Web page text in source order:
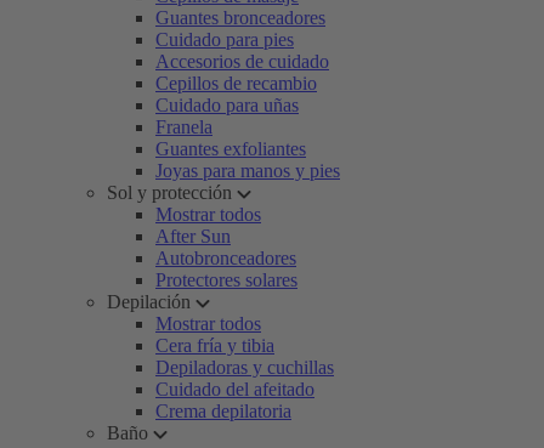
Guantes bronceadores
Cuidado para pies
Accesorios de cuidado
Cepillos de recambio
Cuidado para uñas
Franela
Guantes exfoliantes
Joyas para manos y pies
Sol y protección
Mostrar todos
After Sun
Autobronceadores
Protectores solares
Depilación
Mostrar todos
Cera fría y tibia
Depiladoras y cuchillas
Cuidado del afeitado
Crema depilatoria
Baño